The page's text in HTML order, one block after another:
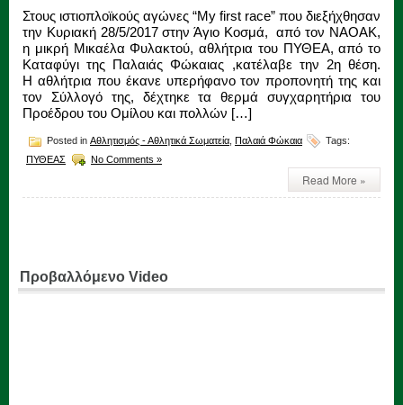
Στους ιστιοπλοϊκούς αγώνες “My first race” που διεξήχθησαν
την Κυριακή 28/5/2017 στην Άγιο Κοσμά, από τον ΝΑΟΑΚ,
η μικρή Μικαέλα Φυλακτού, αθλήτρια του ΠΥΘΕΑ, από το
Καταφύγι της Παλαιάς Φώκαιας ,κατέλαβε την 2η θέση.
Η αθλήτρια που έκανε υπερήφανο τον προπονητή της και
τον Σύλλογό της, δέχτηκε τα θερμά συγχαρητήρια του
Προέδρου του Ομίλου και πολλών […]
Posted in Αθλητισμός - Αθλητικά Σωματεία Παλαιά Φώκαια
Tags:
ΠΥΘΕΑΣ
No Comments »
Read More »
Προβαλλόμενο Video